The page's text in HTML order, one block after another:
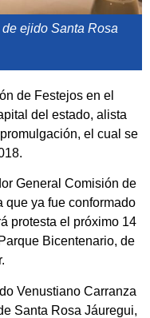
ejido Santa Rosa
de Festejos en el
del estado, alista
el cual se
General Comisión de
que ya fue conformado
protesta el próximo 14
Bicentenario, de
Venustiano Carranza
Santa Rosa Jáuregui,